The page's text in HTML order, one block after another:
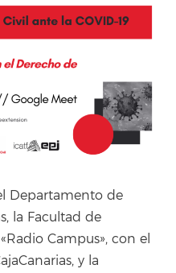
Departamento de
la Facultad de
Campus», con el
y la